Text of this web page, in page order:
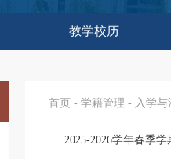
教学校历
首页 - 学籍管理 - 入学与
2025-2026学年春季